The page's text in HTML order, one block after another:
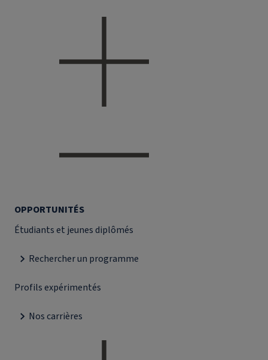
OPPORTUNITÉS
Étudiants et jeunes diplômés
Rechercher un programme
Profils expérimentés
Nos carrières